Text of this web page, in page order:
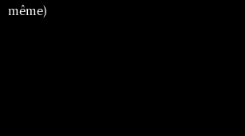
même)